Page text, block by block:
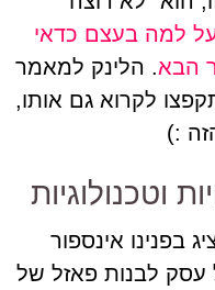
למה בעצם כדאי
הבא. הלינק למאמר
לקרוא גם אותו,
:)
וטכנולוגיות
בפנינו אינספור
לבנות פאזל של